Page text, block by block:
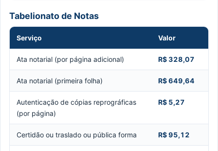
Tabelionato de Notas
Serviço Valor
Ata notarial (por página adicional) R$ 328,07
Ata notarial (primeira folha) R$ 649,64
Autenticação de cópias reprográficas
(por página)
R$ 5,27
Certidão ou traslado ou pública forma R$ 95,12